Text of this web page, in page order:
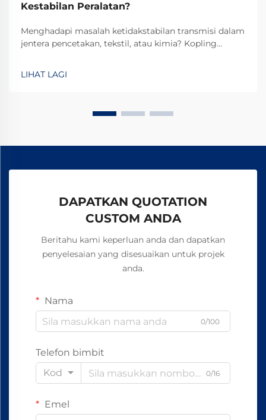
Kestabilan Peralatan?
Menghadapi masalah ketidakstabilan transmisi dalam
jentera pencetakan, tekstil, atau kimia? Kopling
memastikan keselamatan tanpa asbes. Ketahui
LIHAT LAGI
DAPATKAN QUOTATION
CUSTOM ANDA
Beritahu kami keperluan anda dan dapatkan
penyelesaian yang disesuaikan untuk projek
anda.
Nama
0/100
Telefon bimbit
Kod
0/16
Emel